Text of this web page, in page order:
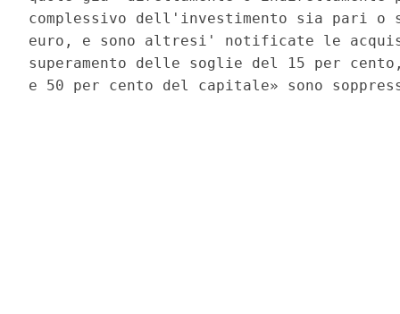
complessivo dell'investimento sia pari
euro, e sono altresi' notificate le
superamento delle soglie del 15 per